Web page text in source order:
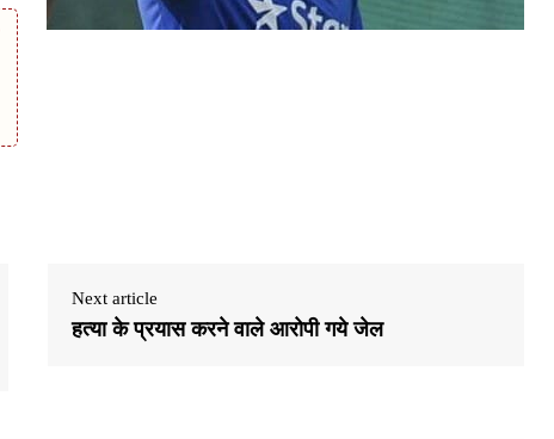
Next article
हत्या के प्रयास करने वाले आरोपी गये जेल